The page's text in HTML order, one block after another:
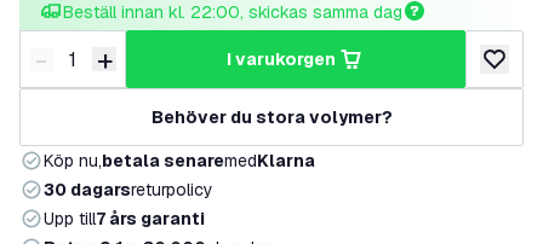
Beställ innan kl. 22:00, skickas samma dag
Minska antal
- Öka antal
+ i varukorgen
lägg
Behöver du stora volymer?
Köp nu,betala senaremedKlarna
30 dagarsreturpolicy
Upp till7 års garanti